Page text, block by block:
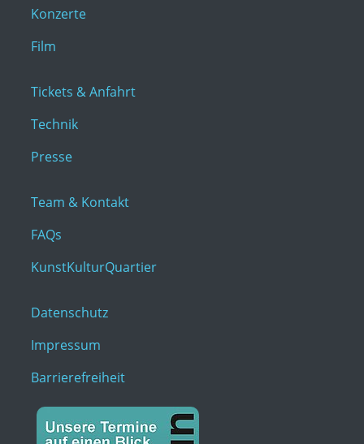
Konzerte
Film
Tickets & Anfahrt
Technik
Presse
Team & Kontakt
FAQs
KunstKulturQuartier
Datenschutz
Impressum
Barrierefreiheit